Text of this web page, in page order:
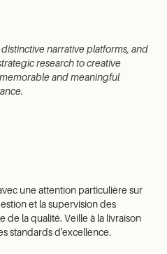
narrative platforms, and
research to creative
and meaningful
une attention particulière sur
et la supervision des
de la qualité. Veille à la livraison
standards d'excellence.